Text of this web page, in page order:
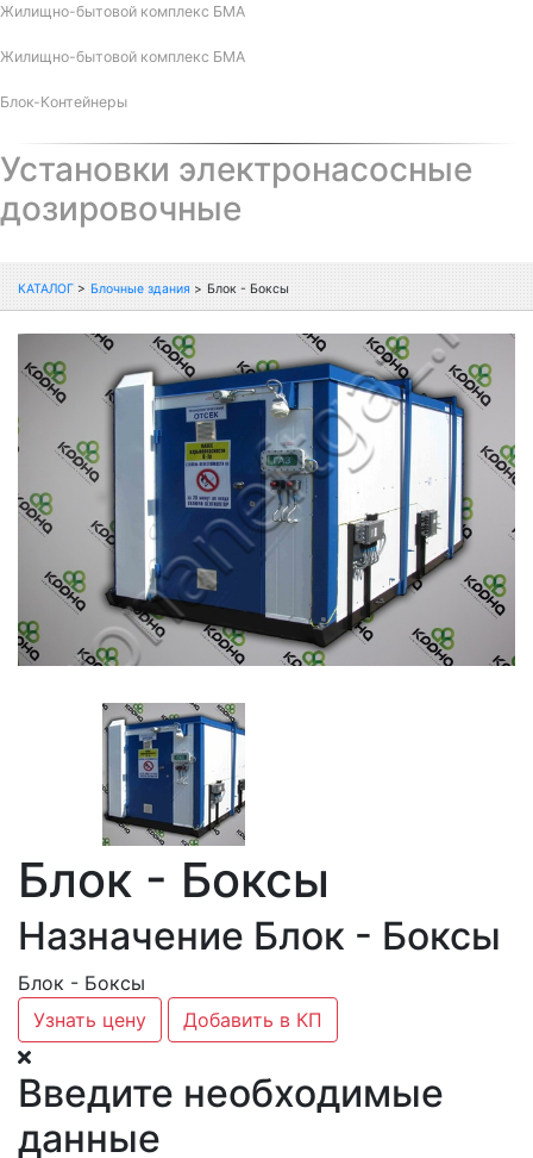
Жилищно-бытовой комплекс БМА
Жилищно-бытовой комплекс БМА
Блок-Контейнеры
Установки электронасосные
дозировочные
КАТАЛОГ > Блочные здания > Блок - Боксы
Блок - Боксы
Назначение Блок - Боксы
Блок - Боксы
Узнать цену
Добавить в КП
Введите необходимые
данные